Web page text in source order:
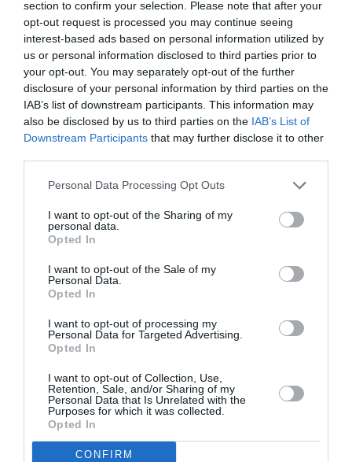
section to confirm your selection. Please note that after your
opt-out request is processed you may continue seeing
interest-based ads based on personal information utilized by
us or personal information disclosed to third parties prior to
your opt-out. You may separately opt-out of the further
disclosure of your personal information by third parties on the
IAB’s list of downstream participants. This information may
also be disclosed by us to third parties on the IAB’s List of
Downstream Participants that may further disclose it to other
Personal Data Processing Opt Outs
I want to opt-out of the Sharing of my
personal data.
Opted In
I want to opt-out of the Sale of my
Personal Data.
Opted In
I want to opt-out of processing my
Personal Data for Targeted Advertising.
Opted In
I want to opt-out of Collection, Use,
Retention, Sale, and/or Sharing of my
Personal Data that Is Unrelated with the
Purposes for which it was collected.
Opted In
CONFIRM
ROMANI IN ITALIA STIRI ITALIA
See
more
Articolul anterior
Biroul electoral primește telefoane
nervoase din diaspora: «Ne-am confruntat
cu un adevărat asalt verbal la toate
telefoanele, limbajul fiind incalificabil»
Următorul articol
Biroul Electoral Central A RESPINS cererea
străinătate. La multe secții se strigă „Hoții,
hoții!” VIDEO
AȚI PUTEA DORI DE